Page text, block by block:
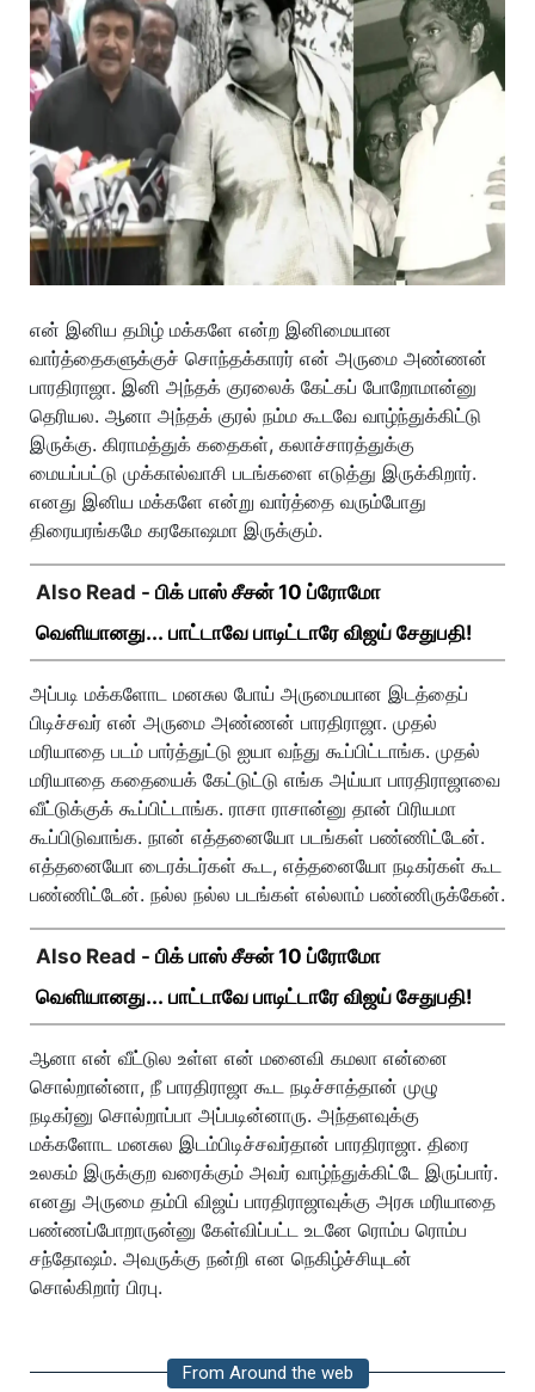
என் இனிய தமிழ் மக்களே என்ற இனிமையான
வார்த்தைகளுக்குச் சொந்தக்காரர் என் அருமை அண்ணன்
பாரதிராஜா. இனி அந்தக் குரலைக் கேட்கப் போறோமான்னு
தெரியல. ஆனா அந்தக் குரல் நம்ம கூடவே வாழ்ந்துக்கிட்டு
இருக்கு. கிராமத்துக் கதைகள், கலாச்சாரத்துக்கு
மையப்பட்டு முக்கால்வாசி படங்களை எடுத்து இருக்கிறார்.
எனது இனிய மக்களே என்று வார்த்தை வரும்போது
திரையரங்கமே கரகோஷமா இருக்கும்.
Also Read - பிக் பாஸ் சீசன் 10 ப்ரோமோ
வெளியானது... பாட்டாவே பாடிட்டாரே விஜய் சேதுபதி!
அப்படி மக்களோட மனசுல போய் அருமையான இடத்தைப்
பிடிச்சவர் என் அருமை அண்ணன் பாரதிராஜா. முதல்
மரியாதை படம் பார்த்துட்டு ஐயா வந்து கூப்பிட்டாங்க. முதல்
மரியாதை கதையைக் கேட்டுட்டு எங்க அய்யா பாரதிராஜாவை
வீட்டுக்குக் கூப்பிட்டாங்க. ராசா ராசான்னு தான் பிரியமா
கூப்பிடுவாங்க. நான் எத்தனையோ படங்கள் பண்ணிட்டேன்.
எத்தனையோ டைரக்டர்கள் கூட, எத்தனையோ நடிகர்கள் கூட
பண்ணிட்டேன். நல்ல நல்ல படங்கள் எல்லாம் பண்ணிருக்கேன்.
Also Read - பிக் பாஸ் சீசன் 10 ப்ரோமோ
வெளியானது... பாட்டாவே பாடிட்டாரே விஜய் சேதுபதி!
ஆனா என் வீட்டுல உள்ள என் மனைவி கமலா என்னை
சொல்றான்னா, நீ பாரதிராஜா கூட நடிச்சாத்தான் முழு
நடிகர்னு சொல்றாப்பா அப்படின்னாரு. அந்தளவுக்கு
மக்களோட மனசுல இடம்பிடிச்சவர்தான் பாரதிராஜா. திரை
உலகம் இருக்குற வரைக்கும் அவர் வாழ்ந்துக்கிட்டே இருப்பார்.
எனது அருமை தம்பி விஜய் பாரதிராஜாவுக்கு அரசு மரியாதை
பண்ணப்போறாருன்னு கேள்விப்பட்ட உடனே ரொம்ப ரொம்ப
சந்தோஷம். அவருக்கு நன்றி என நெகிழ்ச்சியுடன்
சொல்கிறார் பிரபு.
From Around the web